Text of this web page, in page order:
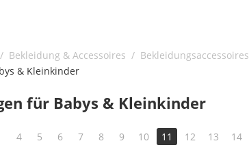
/ Bekleidung & Accessoires / Bekleidungsaccessoires
& Kleinkinder
für Babys & Kleinkinder
4 5 6 7 8 9 10 11 12 13 14